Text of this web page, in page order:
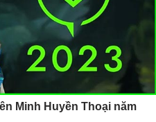
Minh Huyền Thoại năm